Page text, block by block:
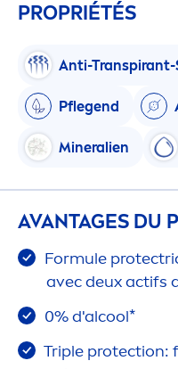
PROPRIÉTÉS
Anti-
Pflegend
Mineralien
AVANTAGES DU
Formule protect
avec deux actifs
0% d'alcool*
Triple protection: